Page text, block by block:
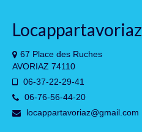
Locappartavoriaz
67 Place des Ruches
AVORIAZ 74110
06-37-22-29-41
06-76-56-44-20
locappartavoriaz@gmail.com